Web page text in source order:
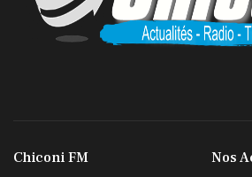
Chiconi FM Nos